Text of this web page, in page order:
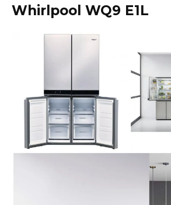
Whirlpool WQ9 E1L